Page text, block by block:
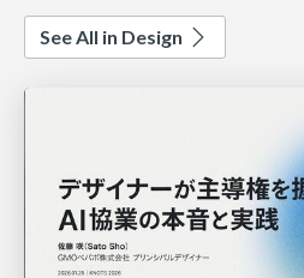
See All in Design